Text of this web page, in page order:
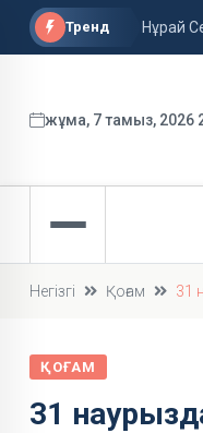
Тренд Нұрай
Грант
жұма, 7 тамыз, 2026
Негізгі Қоғам 31
ҚОҒАМ
31